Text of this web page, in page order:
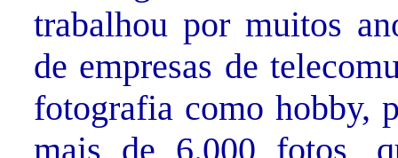
trabalhou por muitos
de empresas de
fotografia como hobby,
mais de 6.000 fotos,